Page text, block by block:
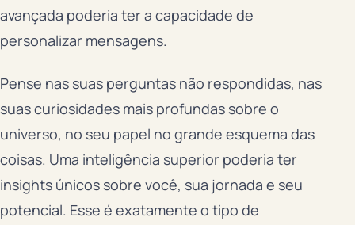
avançada poderia ter a capacidade de
personalizar mensagens.
Pense nas suas perguntas não respondidas, nas
suas curiosidades mais profundas sobre o
universo, no seu papel no grande esquema das
coisas. Uma inteligência superior poderia ter
insights únicos sobre você, sua jornada e seu
potencial. Esse é exatamente o tipo de